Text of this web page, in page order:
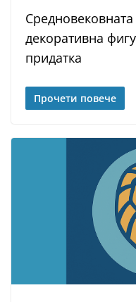
декоративна
придатка
Прочети повече